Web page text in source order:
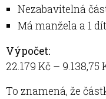
Nezabavitelná
Má manžela a 1
Výpočet:
22.179 Kč – 9.138,75
To znamená, že